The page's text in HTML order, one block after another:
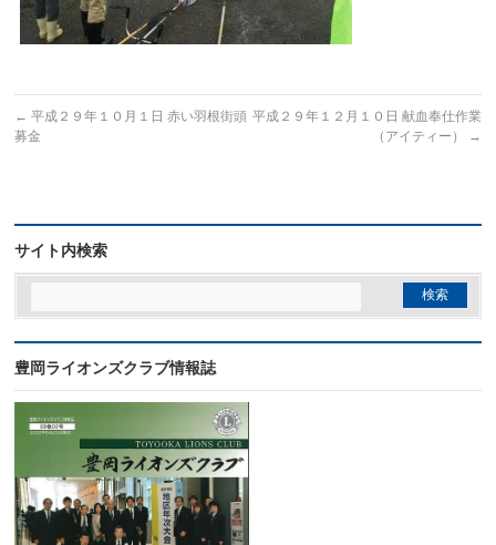
← 平成２９年１０月１日 赤い羽根街頭
募金
平成２９年１２月１０日 献血奉仕作業
（アイティー）
→
サイト内検索
豊岡ライオンズクラブ情報誌